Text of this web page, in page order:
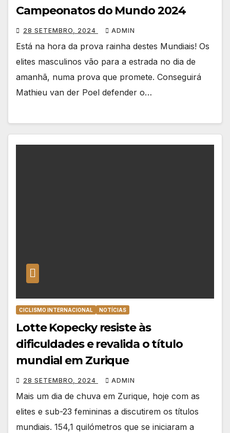
Campeonatos do Mundo 2024
28 SETEMBRO, 2024 ADMIN
Está na hora da prova rainha destes Mundiais! Os
elites masculinos vão para a estrada no dia de
amanhã, numa prova que promete. Conseguirá
Mathieu van der Poel defender o…
CICLISMO INTERNACIONAL NOTÍCIAS
Lotte Kopecky resiste às
dificuldades e revalida o título
mundial em Zurique
28 SETEMBRO, 2024 ADMIN
Mais um dia de chuva em Zurique, hoje com as
elites e sub-23 femininas a discutirem os títulos
mundiais. 154,1 quilómetros que se iniciaram a